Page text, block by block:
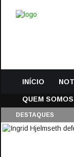
INÍCIO
QUEM SOMOS
DESTAQUES